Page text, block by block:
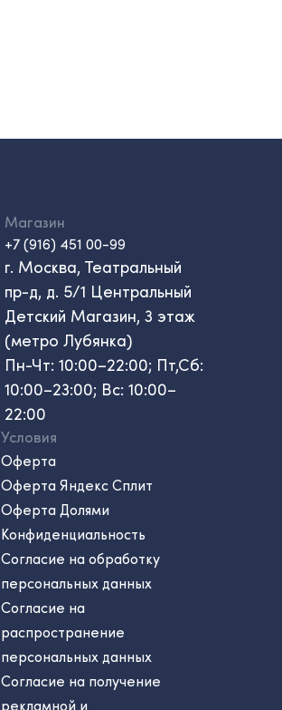
Магазин
+7 (916) 451 00-99
г. Москва, Театральный
пр-д, д. 5/1 Центральный
Детский Магазин, 3 этаж
(метро Лубянка)
Пн-Чт: 10:00–22:00; Пт,Сб:
10:00–23:00; Вс: 10:00–
22:00
Условия
Оферта
Оферта Яндекс Сплит
Оферта Долями
Конфиденциальность
Согласие на обработку
персональных данных
Согласие на
распространение
персональных данных
Согласие на получение
рекламной и